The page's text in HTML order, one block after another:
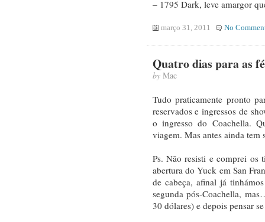
– 1795 Dark, leve amargor
março 31, 2011 No
Quatro dias para as
byMac
Tudo praticamente pronto
reservados e ingressos de
o ingresso do Coachella.
viagem. Mas antes ainda
Ps. Não resisti e comprei os
abertura do Yuck em San
de cabeça, afinal já
segunda pós-Coachella,
30 dólares) e depois pensar